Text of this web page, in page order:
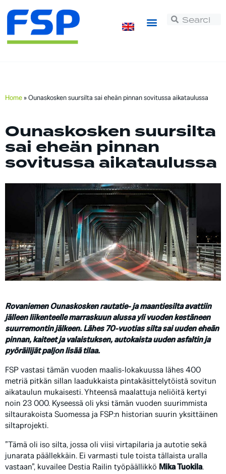
Home »Ounaskosken suursilta sai eheän pinnan sovitussa aikataulussa
Ounaskosken suursilta
sai eheän pinnan
sovitussa aikataulussa
Rovaniemen Ounaskosken rautatie- ja maantiesilta avattiin
jälleen liikenteelle marraskuun alussa yli vuoden kestäneen
suurremontin jälkeen. Lähes 70-vuotias silta sai uuden eheän
pinnan, kaiteet ja valaistuksen, autokaista uuden asfaltin ja
pyöräilijät paljon lisää tilaa.
FSP vastasi tämän vuoden maalis-lokakuussa lähes 400
metriä pitkän sillan laadukkaista pintakäsittelytöistä sovitun
aikataulun mukaisesti. Yhteensä maalattuja neliöitä kertyi
noin 23 000. Kyseessä oli yksi tämän vuoden suurimmista
siltaurakoista Suomessa ja FSP:n historian suurin yksittäinen
siltaprojekti.
”Tämä oli iso silta, jossa oli viisi virtapilaria ja autotie sekä
junarata päällekkäin. Ei varmasti tule toista tällaista uralla
vastaan”, kuvailee Destia Railin työpäällikkö Mika Tuokila.